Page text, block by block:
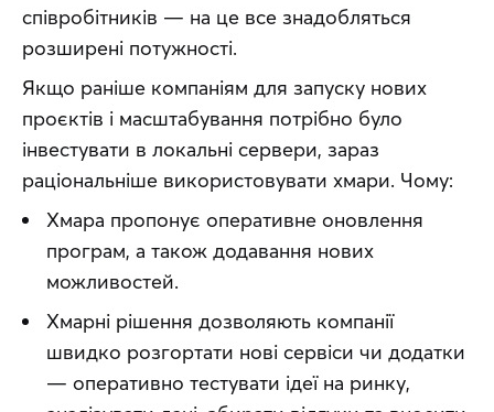
співробітників — на це все знадобляться
розширені потужності.
Якщо раніше компаніям для запуску нових
проєктів і масштабування потрібно було
інвестувати в локальні сервери, зараз
раціональніше використовувати хмари. Чому:
Хмара пропонує оперативне оновлення
програм, а також додавання нових
можливостей.
Хмарні рішення дозволяють компанії
швидко розгортати нові сервіси чи додатки
— оперативно тестувати ідеї на ринку,